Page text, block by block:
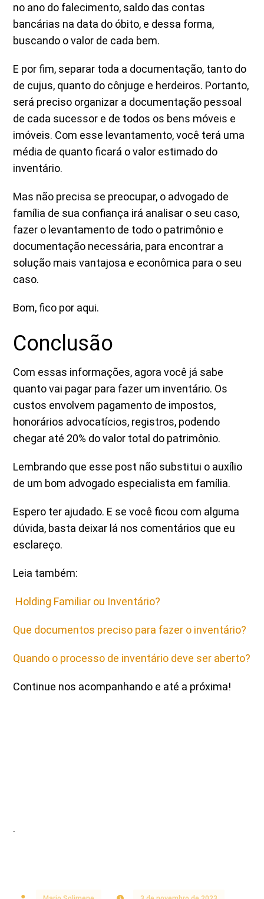
no ano do falecimento, saldo das contas
bancárias na data do óbito, e dessa forma,
buscando o valor de cada bem.
E por fim, separar toda a documentação, tanto do
de cujus, quanto do cônjuge e herdeiros. Portanto,
será preciso organizar a documentação pessoal
de cada sucessor e de todos os bens móveis e
imóveis. Com esse levantamento, você terá uma
média de quanto ficará o valor estimado do
inventário.
Mas não precisa se preocupar, o advogado de
família de sua confiança irá analisar o seu caso,
fazer o levantamento de todo o patrimônio e
documentação necessária, para encontrar a
solução mais vantajosa e econômica para o seu
caso.
Bom, fico por aqui.
Conclusão
Com essas informações, agora você já sabe
quanto vai pagar para fazer um inventário. Os
custos envolvem pagamento de impostos,
honorários advocatícios, registros, podendo
chegar até 20% do valor total do patrimônio.
Lembrando que esse post não substitui o auxílio
de um bom advogado especialista em família.
Espero ter ajudado. E se você ficou com alguma
dúvida, basta deixar lá nos comentários que eu
esclareço.
Leia também:
Holding Familiar ou Inventário?
Que documentos preciso para fazer o inventário?
Quando o processo de inventário deve ser aberto?
Continue nos acompanhando e até a próxima!
.